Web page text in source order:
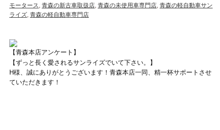
モータース
青森の新古車取扱店 青森の未使用車専門店 青森の軽自動車サン
ライズ 青森の軽自動車専門店
【青森本店アンケート】
【ずっと長く愛されるサンライズでいて下さい。】
H様、誠にありがとうございます！青森本店一同、精一杯サポートさせ
ていただきます！